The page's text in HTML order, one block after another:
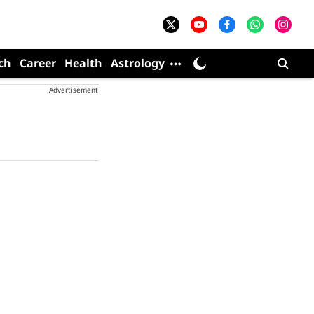
Career Health Astrology
Advertisement